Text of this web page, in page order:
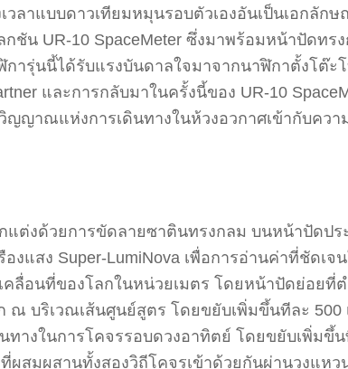
ลาแบบดาวเทียมหมุนรอบตัวเองอันเป็นเอกลัก
น UR-10 SpaceMeter ซึ่งมาพร้อมหน้าปัดทร
ารุ่นนี้ได้รับแรงบันดาลใจมาจากนาฬิกาตั้งโต๊ะ
และการกลับมาในครั้งนี้ของ UR-10
ญาณแห่งการเดินทางในห้วงอวกาศเข้ากับควา
ต่งด้วยการขัดลายซาตินทรงกลม บนหน้าปัดปร
งแสง Super-LumiNova เพื่อการอ่านค่าที่ชัดเ
อนที่ของโลกในหน่วยเมตร โดยหน้าปัดย่อยที่
ณ บริเวณเส้นศูนย์สูตร โดยขยับเพิ่มขึ้นทีละ 500
างในการโคจรรอบดวงอาทิตย์ โดยขยับเพิ่มขึ้น
สมผสานทั้งสองวิถีโคจรเข้าด้วยกันผ่านวงแหว